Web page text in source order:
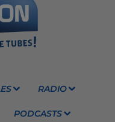
RADIO
PODCASTS